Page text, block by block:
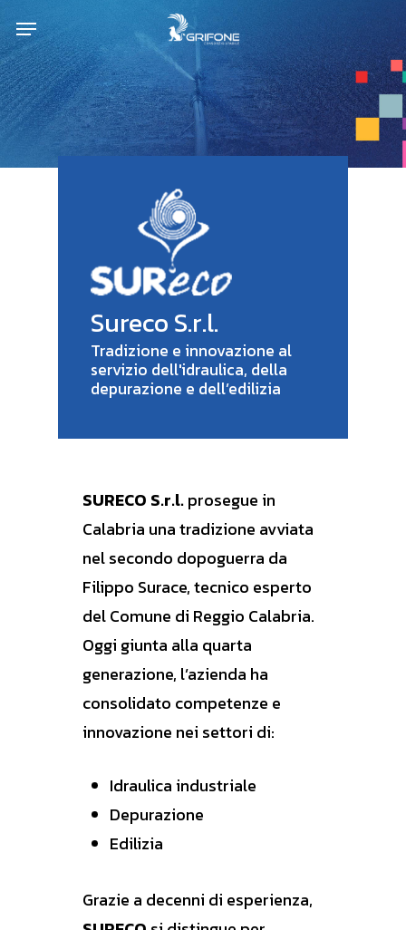
to
main
content
Menu
Sureco S.r.l.
Tradizione e innovazione al
servizio dell'idraulica, della
depurazione e dell’edilizia
SURECO S.r.l.prosegue in
Calabria una tradizione avviata
nel secondo dopoguerra da
Filippo Surace, tecnico esperto
del Comune di Reggio Calabria.
Oggi giunta alla quarta
generazione, l’azienda ha
consolidato competenze e
innovazione nei settori di:
Idraulica industriale
Depurazione
Edilizia
Grazie a decenni di esperienza,